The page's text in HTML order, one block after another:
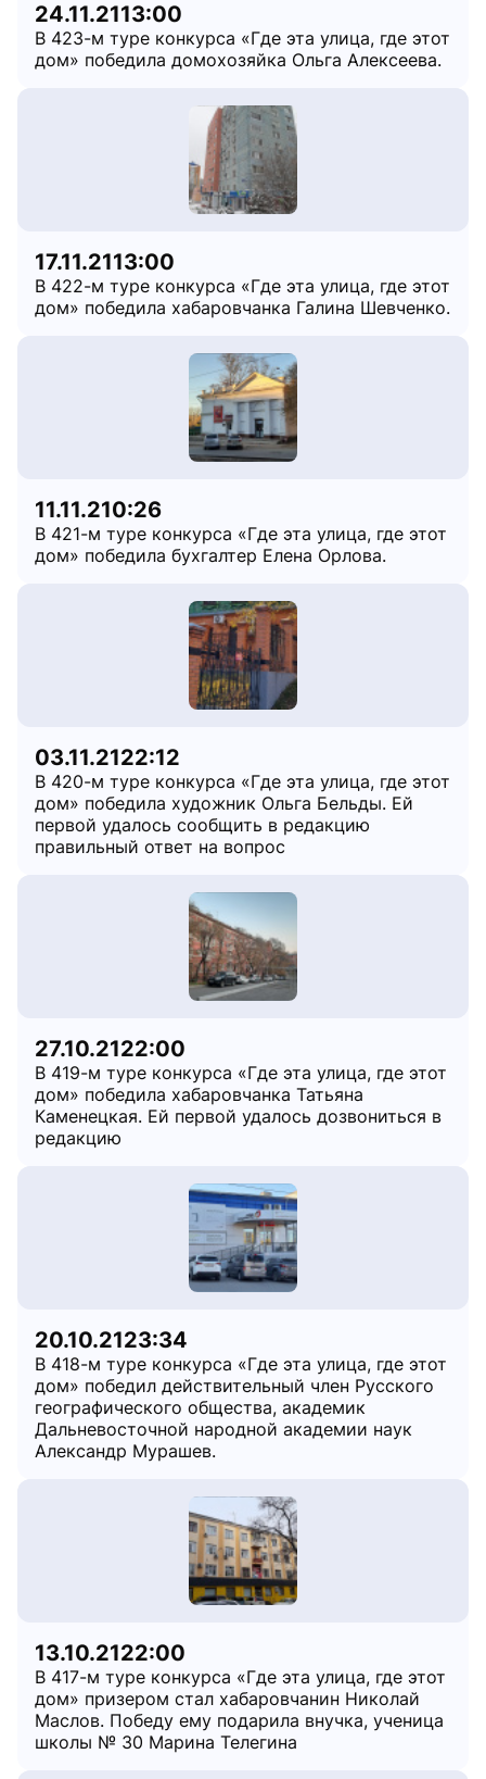
24.11.2113:00
В 423-м туре конкурса «Где эта улица, где этот
дом» победила домохозяйка Ольга Алексеева.
17.11.2113:00
В 422-м туре конкурса «Где эта улица, где этот
дом» победила хабаровчанка Галина Шевченко.
11.11.210:26
В 421-м туре конкурса «Где эта улица, где этот
дом» победила бухгалтер Елена Орлова.
03.11.2122:12
В 420-м туре конкурса «Где эта улица, где этот
дом» победила художник Ольга Бельды. Ей
первой удалось сообщить в редакцию
правильный ответ на вопрос
27.10.2122:00
В 419-м туре конкурса «Где эта улица, где этот
дом» победила хабаровчанка Татьяна
Каменецкая. Ей первой удалось дозвониться в
редакцию
20.10.2123:34
В 418-м туре конкурса «Где эта улица, где этот
дом» победил действительный член Русского
географического общества, академик
Дальневосточной народной академии наук
Александр Мурашев.
13.10.2122:00
В 417-м туре конкурса «Где эта улица, где этот
дом» призером стал хабаровчанин Николай
Маслов. Победу ему подарила внучка, ученица
школы № 30 Марина Телегина